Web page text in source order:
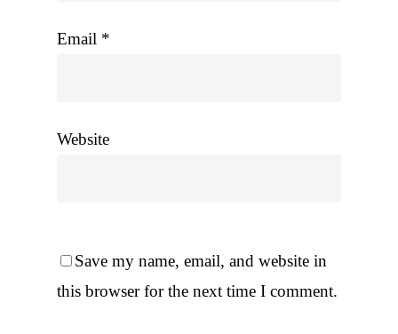
Email *
Website
Save my name, email, and website in
this browser for the next time I comment.